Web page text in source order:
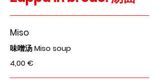
Miso
味噌汤 Miso soup
4,00 €